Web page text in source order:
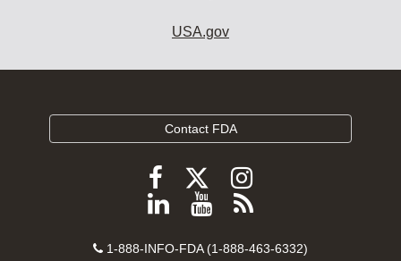
USA.gov
Contact FDA
Follow
FDA
Facebook
Follow
FDA
Follow
FDA
Instagram
Follow
on
View
videos
Subscribe
FDA
Contact
1-888-INFO-FDA (1-888-463-6332)